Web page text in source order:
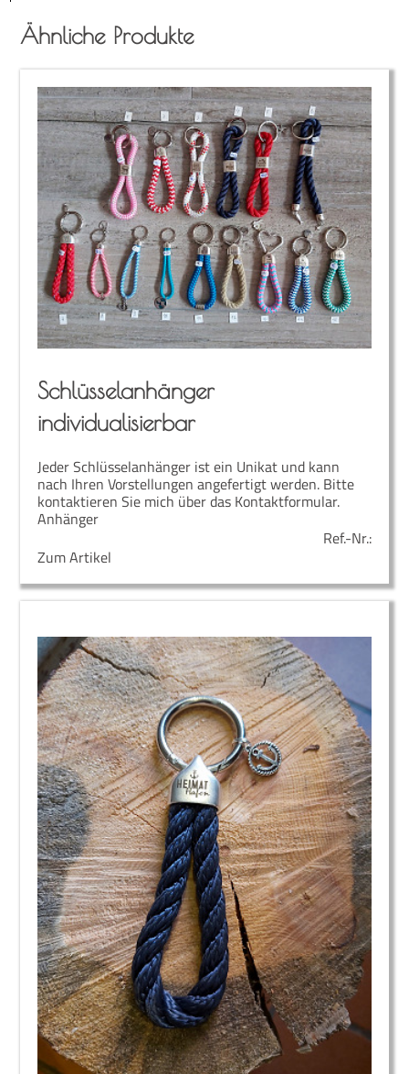
Ähnliche Produkte
Schlüs­sel­an­hän­ger
individualisierbar
Jeder Schlüsselanhänger ist ein Unikat und kann
nach Ihren Vorstellungen angefertigt werden. Bitte
kontaktieren Sie mich über das Kontaktformular.
Anhänger
Ref.-Nr.:
Zum Artikel